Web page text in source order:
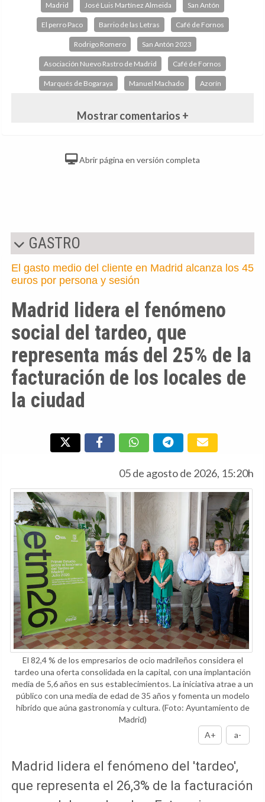
Madrid José Luis Martínez Almeida San Antón
El perro Paco Barrio de las Letras Café de Fornos
Rodrigo Romero San Antón 2023
Asociación Nuevo Rastro de Madrid Café de Fornos
Marqués de Bogaraya Manuel Machado Azorín
Mostrar comentarios +
Abrir página en versión completa
GASTRO
El gasto medio del cliente en Madrid alcanza los 45
euros por persona y sesión
Madrid lidera el fenómeno
social del tardeo, que
representa más del 25% de la
facturación de los locales de
la ciudad
05 de agosto de 2026, 15:20h
El 82,4 % de los empresarios de ocio madrileños considera el
tardeo una oferta consolidada en la capital, con una implantación
media de 5,6 años en sus establecimientos. La iniciativa atrae a un
público con una media de edad de 35 años y fomenta un modelo
híbrido que aúna gastronomía y cultura.(Foto: Ayuntamiento de
Madrid)
A+
a-
Madrid lidera el fenómeno del 'tardeo',
que representa el 26,3% de la facturación